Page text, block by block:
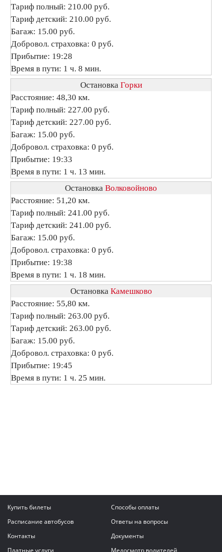
Тариф полный: 210.00 руб.
Тариф детский: 210.00 руб.
Багаж: 15.00 руб.
Добровол. страховка: 0 руб.
Прибытие: 19:28
Время в пути: 1 ч. 8 мин.
Остановка Горки
Расстояние: 48,30 км.
Тариф полный: 227.00 руб.
Тариф детский: 227.00 руб.
Багаж: 15.00 руб.
Добровол. страховка: 0 руб.
Прибытие: 19:33
Время в пути: 1 ч. 13 мин.
Остановка Волковойново
Расстояние: 51,20 км.
Тариф полный: 241.00 руб.
Тариф детский: 241.00 руб.
Багаж: 15.00 руб.
Добровол. страховка: 0 руб.
Прибытие: 19:38
Время в пути: 1 ч. 18 мин.
Остановка Камешково
Расстояние: 55,80 км.
Тариф полный: 263.00 руб.
Тариф детский: 263.00 руб.
Багаж: 15.00 руб.
Добровол. страховка: 0 руб.
Прибытие: 19:45
Время в пути: 1 ч. 25 мин.
Купить билеты
Способы оплаты
Расписание автобусов
Ответы на вопросы
Контакты
Документы
Платные услуги
Медосмотр водителей